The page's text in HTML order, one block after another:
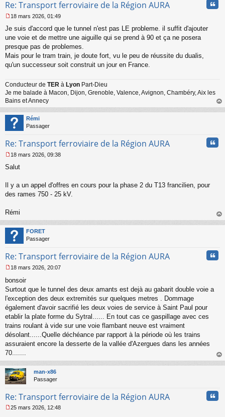
Re: Transport ferroviaire de la Région AURA
e
s
s
g
e
o
u
18 mars 2026, 01:49
Je suis d'accord que le tunnel n'est pas LE probleme. il suffit d'ajouter
une voie et de mettre une aiguille qui se prend à 90 et ça ne posera
presque pas de problemes.
Mais pour le tram train, je doute fort, vu le peu de réussite du dualis,
qu'un successeur soit construit un jour en France.
Conducteur de TER à Lyon Part-Dieu
Je me balade à Macon, Dijon, Grenoble, Valence, Avignon, Chambéry, Aix les
Bains et Annecy
au
Rémi
Passager
Re: Transport ferroviaire de la Région AURA
e
s
a
g
n
o
n
l
u
18 mars 2026, 09:38
Salut
Il y a un appel d'offres en cours pour la phase 2 du T13 francilien, pour
des rames 750 - 25 kV.
Rémi
au
FORET
Passager
Re: Transport ferroviaire de la Région AURA
e
s
g
e
n
o
u
18 mars 2026, 20:07
bonsoir
Surtout que le tunnel des deux amants est dejà au gabarit double voie a
l'exception des deux extremités sur quelques metres . Dommage
également d'avoir sacrifié les deux voies de service à Saint Paul pour
etablir la plate forme du Sytral...... En tout cas ce gaspillage avec ces
trains roulant à vide sur une voie flambant neuve est vraiment
désolant......Quelle déchéance par rapport à la période où les trains
assuraient encore la desserte de la vallée d'Azergues dans les années
70.......
au
man-x86
Passager
Re: Transport ferroviaire de la Région AURA
25 mars 2026, 12:48